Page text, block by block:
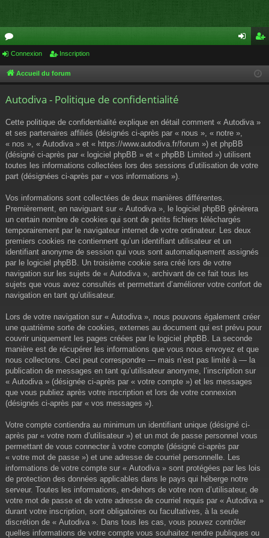
or
u cri
Connexion Inscription
Accueil du forum
Autodiva - Politique de confidentialité
Cette politique de confidentialité explique en détail comment « Autodiva »
et ses partenaires affiliés (désignés ci-après par « nous », « notre »,
« nos », « Autodiva » et « https://www.autodiva.fr/forum ») et phpBB
(désigné ci-après par « logiciel phpBB » et « phpBB Limited ») utilisent
toutes les informations collectées lors des sessions d’utilisation de votre
part (désignées ci-après par « vos informations »).
Vos informations sont collectées de deux manières différentes.
Premièrement, en naviguant sur « Autodiva », le logiciel phpBB génèrera
un certain nombre de cookies qui sont de petits fichiers téléchargés
temporairement par le navigateur internet de votre ordinateur. Les deux
premiers cookies ne contiennent qu’un identifiant utilisateur et un
identifiant anonyme de session qui vous sont automatiquement assignés
par le logiciel phpBB. Un troisième cookie sera créé lors de votre
navigation sur les sujets de « Autodiva », archivant de ce fait tous les
sujets que vous avez consultés et permettant d’améliorer votre confort de
navigation en tant qu’utilisateur.
Lors de votre navigation sur « Autodiva », nous pouvons également créer
une quatrième sorte de cookies, externes au document qui est prévu pour
couvrir uniquement les pages créées par le logiciel phpBB. La seconde
manière est de récupérer les informations que vous nous envoyez et que
nous collectons. Ceci peut correspondre — mais n’est pas limité à — la
publication de messages en tant qu’utilisateur anonyme, l’inscription sur
« Autodiva » (désignée ci-après par « votre compte ») et les messages
que vous publiez après votre inscription et lors de votre connexion
(désignés ci-après par « vos messages »).
Votre compte contiendra au minimum un identifiant unique (désigné ci-
après par « votre nom d’utilisateur ») et un mot de passe personnel vous
permettant de vous connecter à votre compte (désigné ci-après par
« votre mot de passe ») et une adresse de courriel personnelle. Les
informations de votre compte sur « Autodiva » sont protégées par les lois
de protection des données applicables dans le pays qui héberge notre
serveur. Toutes les informations, en-dehors de votre nom d’utilisateur, de
votre mot de passe et de votre adresse de courriel requis par « Autodiva »
durant votre inscription, sont obligatoires ou facultatives, à la seule
discrétion de « Autodiva ». Dans tous les cas, vous pouvez contrôler
quelles informations de votre compte vous souhaitez rendre publiques ou